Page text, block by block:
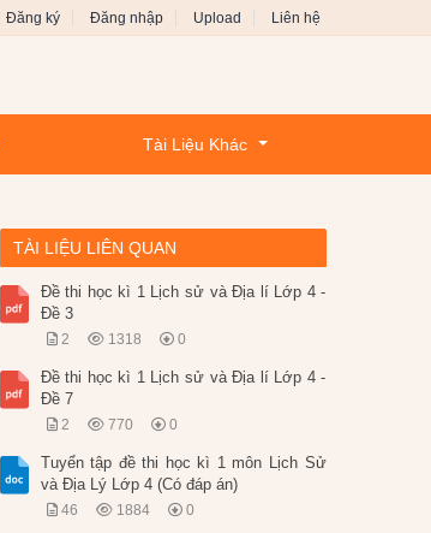
Đăng ký Đăng nhập Upload Liên hệ
Tài Liệu Khác
TÀI LIỆU LIÊN QUAN
Đề thi học kì 1 Lịch sử và Địa lí Lớp 4 -
Đề 3
2 1318 0
Đề thi học kì 1 Lịch sử và Địa lí Lớp 4 -
Đề 7
2 770 0
Tuyển tập đề thi học kì 1 môn Lịch Sử
và Địa Lý Lớp 4 (Có đáp án)
46 1884 0